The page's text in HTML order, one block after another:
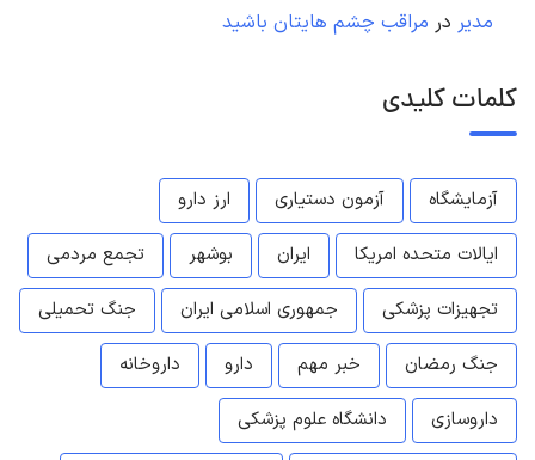
مدیر در مراقب چشم هایتان باشید
کلمات کلیدی
آزمایشگاه آزمون دستیاری
ارز دارو
ایالات متحده امریکا
ایران بوشهر
تجمع مردمی
تجهیزات پزشکی
جمهوری اسلامی ایران
جنگ تحمیلی
جنگ رمضان
خبر مهم دارو
داروخانه
داروسازی
دانشگاه علوم پزشکی